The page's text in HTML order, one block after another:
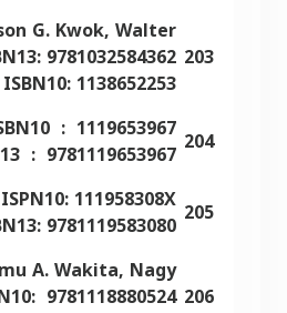
203
G. Kwok, Walter
9781032584362
ISBN10: 1138652253
204
: ‎ 1119653967
: ‎ 9781119653967
205
111958308X
9781119583080
206
A. Wakita, Nagy
9781118880524